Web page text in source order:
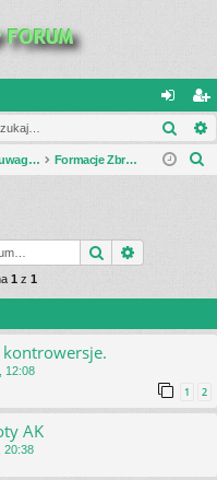
al
og
ar
ej
Pytania, uwagi, dyskusje Formacje Zbrojne
Szukaj
1 z 1
12:08
1 2
AK
20:38